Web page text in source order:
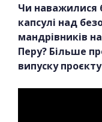
Чи наважилися
капсулі над
мандрівників
Перу? Більше
випуску